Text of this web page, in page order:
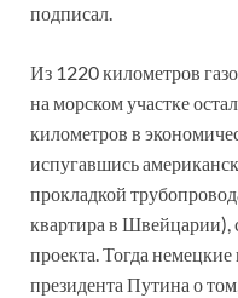
подписал.
Из 1220 километров
на морском участке
километров в
испугавшись
прокладкой
квартира в Швейцарии),
проекта. Тогда
президента Путина о